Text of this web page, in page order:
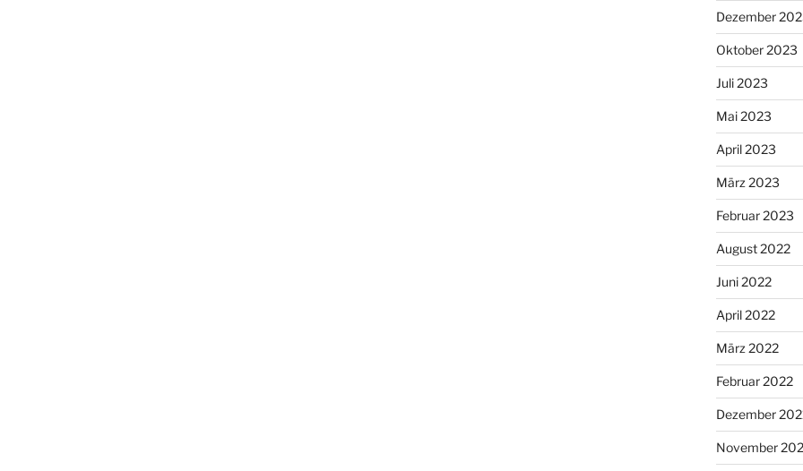
Dezember
Oktober 2023
Juli 2023
Mai 2023
April 2023
März 2023
Februar 2023
August 2022
Juni 2022
April 2022
März 2022
Februar 2022
Dezember
November